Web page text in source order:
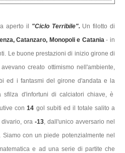
aperto il "Ciclo Terribile". Un filotto di
Catanzaro, Monopoli e Catania- in
Le buone prestazioni di inizio girone di
, avevano creato ottimismo nell'ambiente,
ed i fantasmi del girone d'andata e la
sfilza d'infortuni di calciatori chiave, è
con14 gol subiti ed il totale salito a
divario, ora -13, dall'unico avversario nel
con un piede potenzialmente nel
e ad una serie di partite che